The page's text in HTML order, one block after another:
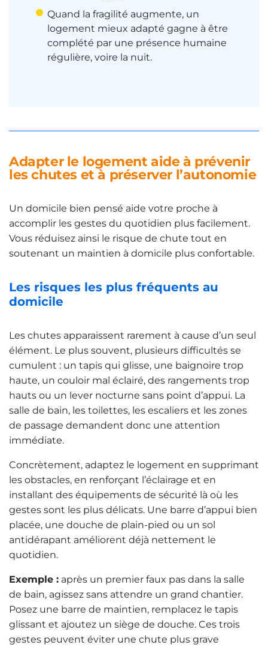
Quand la fragilité augmente, un
logement mieux adapté gagne à être
complété par une présence humaine
régulière, voire la nuit.
Adapter le logement aide à prévenir
les chutes et à préserver l’autonomie
Un domicile bien pensé aide votre proche à
accomplir les gestes du quotidien plus facilement.
Vous réduisez ainsi le risque de chute tout en
soutenant un maintien à domicile plus confortable.
Les risques les plus fréquents au
domicile
Les chutes apparaissent rarement à cause d’un seul
élément. Le plus souvent, plusieurs difficultés se
cumulent : un tapis qui glisse, une baignoire trop
haute, un couloir mal éclairé, des rangements trop
hauts ou un lever nocturne sans point d’appui. La
salle de bain, les toilettes, les escaliers et les zones
de passage demandent donc une attention
immédiate.
Concrètement, adaptez le logement en supprimant
les obstacles, en renforçant l’éclairage et en
installant des équipements de sécurité là où les
gestes sont les plus délicats. Une barre d’appui bien
placée, une douche de plain-pied ou un sol
antidérapant améliorent déjà nettement le
quotidien.
Exemple : après un premier faux pas dans la salle
de bain, agissez sans attendre un grand chantier.
Posez une barre de maintien, remplacez le tapis
glissant et ajoutez un siège de douche. Ces trois
gestes peuvent éviter une chute plus grave